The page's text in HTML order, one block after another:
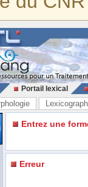
Portail lexical
Entrez une
Erreur